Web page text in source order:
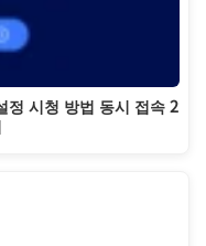
정 시청 방법 동시 접속 2